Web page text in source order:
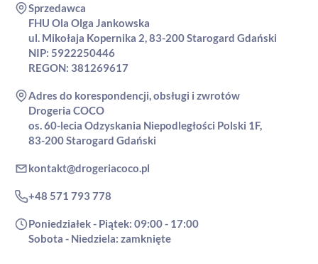
Sprzedawca
FHU Ola Olga Jankowska
ul. Mikołaja Kopernika 2, 83-200 Starogard Gdański
NIP: 5922250446
REGON: 381269617
Adres do korespondencji, obsługi i zwrotów
Drogeria COCO
os. 60-lecia Odzyskania Niepodległości Polski 1F,
83-200 Starogard Gdański
kontakt@drogeriacoco.pl
+48 571 793 778
Poniedziałek - Piątek: 09:00 - 17:00
Sobota - Niedziela: zamknięte